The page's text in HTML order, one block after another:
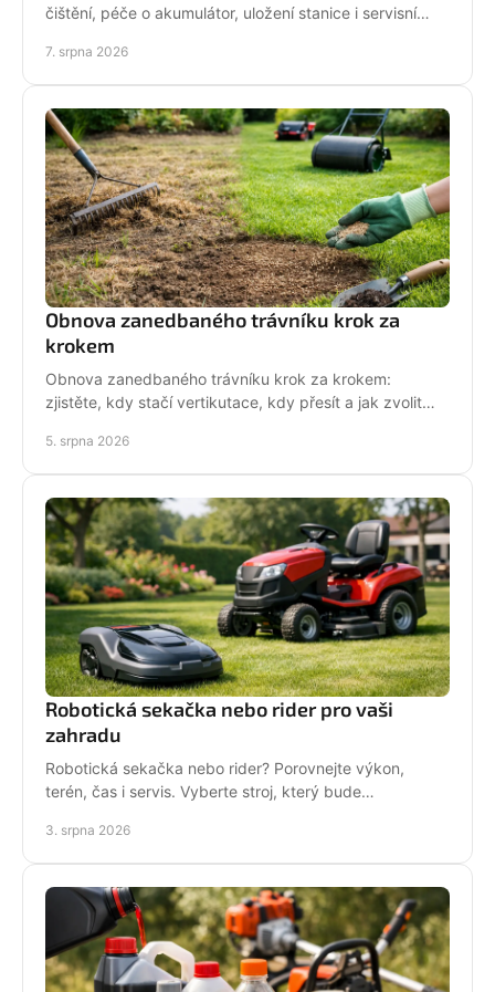
čištění, péče o akumulátor, uložení stanice i servisní
7. srpna 2026
Obnova zanedbaného trávníku krok za
krokem
Obnova zanedbaného trávníku krok za krokem:
zjistěte, kdy stačí vertikutace, kdy přesít a jak zvolit
chyb
5. srpna 2026
Robotická sekačka nebo rider pro vaši
zahradu
Robotická sekačka nebo rider? Porovnejte výkon,
terén, čas i servis. Vyberte stroj, který bude
sezónu.
3. srpna 2026